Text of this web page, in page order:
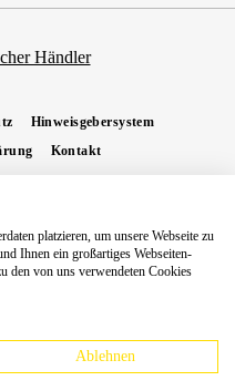
Hinweisgebersystem
Kontakt
anders angegeben.
Österreich GmbH
OG3, 3430 Tulln
hinzuweisen:
webgate.ec.europa.eu/odr
platzieren, um unsere Webseite zu
Ihnen ein großartiges Webseiten-
den von uns verwendeten Cookies
Ablehnen